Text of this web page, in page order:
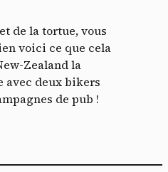
de la tortue, vous
voici ce que cela
Zealand la
avec deux bikers
de pub !